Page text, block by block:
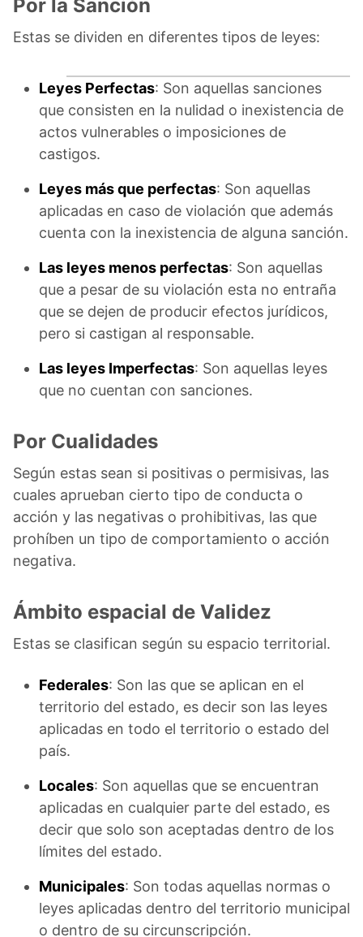
Por la Sanción
Estas se dividen en diferentes tipos de leyes:
Leyes Perfectas: Son aquellas sanciones
que consisten en la nulidad o inexistencia de
actos vulnerables o imposiciones de
castigos.
Leyes más que perfectas: Son aquellas
aplicadas en caso de violación que además
cuenta con la inexistencia de alguna sanción.
Las leyes menos perfectas: Son aquellas
que a pesar de su violación esta no entraña
que se dejen de producir efectos jurídicos,
pero si castigan al responsable.
Las leyes Imperfectas: Son aquellas leyes
que no cuentan con sanciones.
Por Cualidades
Según estas sean si positivas o permisivas, las
cuales aprueban cierto tipo de conducta o
acción y las negativas o prohibitivas, las que
prohíben un tipo de comportamiento o acción
negativa.
Ámbito espacial de Validez
Estas se clasifican según su espacio territorial.
Federales: Son las que se aplican en el
territorio del estado, es decir son las leyes
aplicadas en todo el territorio o estado del
país.
Locales: Son aquellas que se encuentran
aplicadas en cualquier parte del estado, es
decir que solo son aceptadas dentro de los
límites del estado.
Municipales: Son todas aquellas normas o
leyes aplicadas dentro del territorio municipal
o dentro de su circunscripción.